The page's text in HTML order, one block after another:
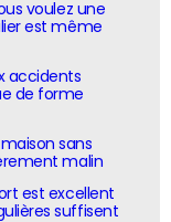
voulez une
est même
accidents
de forme
sans
malin
est excellent
suffisent